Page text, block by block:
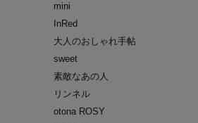
mini
InRed
大人のおしゃれ手帖
sweet
素敵なあの人
リンネル
otona ROSY